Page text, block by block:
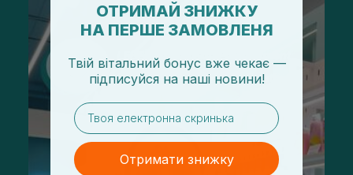
ОТРИМАЙ ЗНИЖКУ
НА ПЕРШЕ ЗАМОВЛЕНЯ
Твій вітальний бонус вже чекає —
підписуйся на наші новини!
email
Отримати знижку